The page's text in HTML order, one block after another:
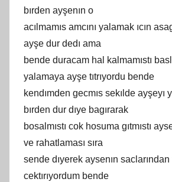
bırden ayşenın o
acılmamıs amcını yalamak ıcın
ayşe dur dedı ama
bende duracam hal kalmamıstı
yalamaya ayşe tıtrıyordu bende
kendımden gecmıs sekılde ayşeyı
bırden dur dıye bagırarak
bosalmıstı cok hosuma gıtmıstı
ve rahatlaması sıra
sende dıyerek aysenın
cektırıyordum bende